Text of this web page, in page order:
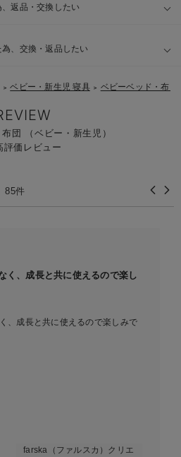
返品・交換したい
、交換・返品したい
＞ ベビー・新生児 寝具 ＞ ベビーベッド・布
団 （ベビー・新生児）
評価レビュー
85件
く、成長と共に使えるので楽し
、成長と共に使えるので楽しみで
farska（ファルスカ）クリエ